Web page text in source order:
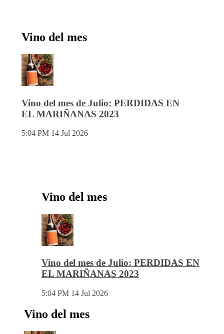
Vino del mes
Vino del mes de Julio: PERDIDAS EN
EL MARIÑANAS 2023
5:04 PM 14 Jul 2026
Vino del mes
Vino del mes de Julio: PERDIDAS EN
EL MARIÑANAS 2023
5:04 PM 14 Jul 2026
Vino del mes